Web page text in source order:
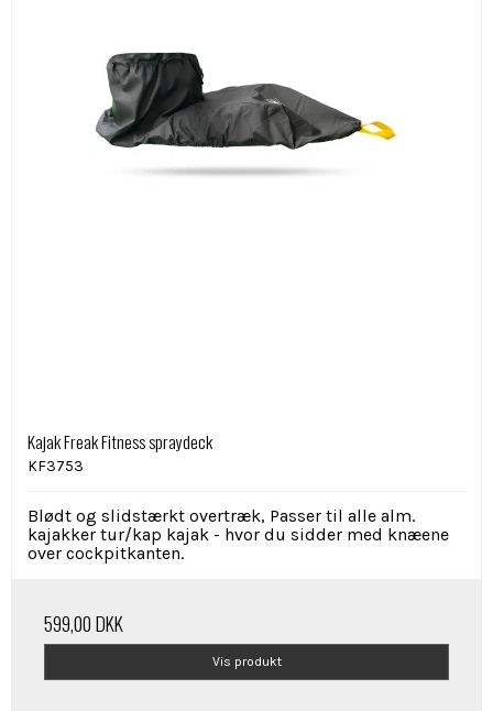
Kajak Freak Fitness spraydeck
KF3753
Blødt og slidstærkt overtræk, Passer til alle alm.
kajakker tur/kap kajak - hvor du sidder med knæene
over cockpitkanten.
599,00 DKK
Vis produkt